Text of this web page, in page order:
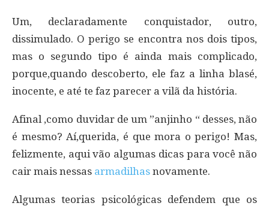
Um, declaradamente conquistador, outro,
dissimulado. O perigo se encontra nos dois tipos,
mas o segundo tipo é ainda mais complicado,
porque,quando descoberto, ele faz a linha blasé,
inocente, e até te faz parecer a vilã da história.
Afinal ,como duvidar de um ”anjinho “ desses, não
é mesmo? Aí,querida, é que mora o perigo! Mas,
felizmente, aqui vão algumas dicas para você não
cair mais nessas armadilhas novamente.
Algumas teorias psicológicas defendem que os